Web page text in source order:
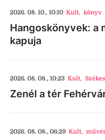
2026. 08. 10., 10:10 Kult, könyv
Hangoskönyvek: a
kapuja
2026. 08. 08., 10:23 Kult,
Zenél a tér
2026. 08. 08., 06:29 Kult,